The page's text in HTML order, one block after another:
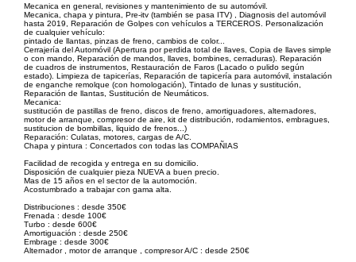
Mecanica en general, revisiones y mantenimiento de su automóvil.
Mecanica, chapa y pintura, Pre-itv (también se pasa ITV) , Diagnosis del automóvil
hasta 2019, Reparación de Golpes con vehículos a TERCEROS. Personalización
de cualquier vehículo:
pintado de llantas, pinzas de freno, cambios de color...
Cerrajería del Automóvil (Apertura por perdida total de llaves, Copia de llaves simple
o con mando, Reparación de mandos, llaves, bombines, cerraduras). Reparación
de cuadros de instrumentos, Restauración de Faros (Lacado o pulido según
estado). Limpieza de tapicerías, Reparación de tapicería para automóvil, instalación
de enganche remolque (con homologación), Tintado de lunas y sustitución,
Reparación de llantas, Sustitución de Neumáticos.
Mecanica:
sustitución de pastillas de freno, discos de freno, amortiguadores, alternadores,
motor de arranque, compresor de aire, kit de distribución, rodamientos, embragues,
sustitucion de bombillas, liquido de frenos...)
Reparación: Culatas, motores, cargas de A/C.
Chapa y pintura : Concertados con todas las COMPAÑIAS
Facilidad de recogida y entrega en su domicilio.
Disposición de cualquier pieza NUEVA a buen precio.
Mas de 15 años en el sector de la automoción.
Acostumbrado a trabajar con gama alta.
Distribuciones : desde 350€
Frenada : desde 100€
Turbo : desde 600€
Amortiguación : desde 250€
Embrage : desde 300€
Alternador , motor de arranque , compresor A/C : desde 250€